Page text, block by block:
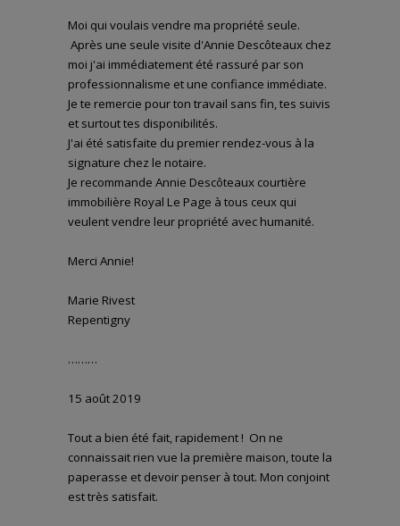
Moi qui voulais vendre ma propriété seule.
Après une seule visite d'Annie Descôteaux chez
moi j'ai immédiatement été rassuré par son
professionnalisme et une confiance immédiate.
Je te remercie pour ton travail sans fin, tes suivis
et surtout tes disponibilités.
J'ai été satisfaite du premier rendez-vous à la
signature chez le notaire.
Je recommande Annie Descôteaux courtière
immobilière Royal Le Page à tous ceux qui
veulent vendre leur propriété avec humanité.
Merci Annie!
Marie Rivest
Repentigny
………
15 août 2019
Tout a bien été fait, rapidement ! On ne
connaissait rien vue la première maison, toute la
paperasse et devoir penser à tout. Mon conjoint
est très satisfait.